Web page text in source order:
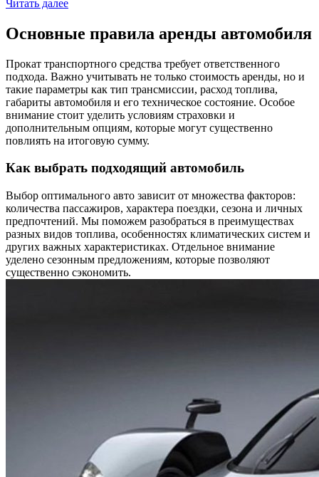
Читать далее
Основные правила аренды автомобиля
Прокат транспортного средства требует ответственного
подхода. Важно учитывать не только стоимость аренды, но и
такие параметры как тип трансмиссии, расход топлива,
габариты автомобиля и его техническое состояние. Особое
внимание стоит уделить условиям страховки и
дополнительным опциям, которые могут существенно
повлиять на итоговую сумму.
Как выбрать подходящий автомобиль
Выбор оптимального авто зависит от множества факторов:
количества пассажиров, характера поездки, сезона и личных
предпочтений. Мы поможем разобраться в преимуществах
разных видов топлива, особенностях климатических систем и
других важных характеристиках. Отдельное внимание
уделено сезонным предложениям, которые позволяют
существенно сэкономить.